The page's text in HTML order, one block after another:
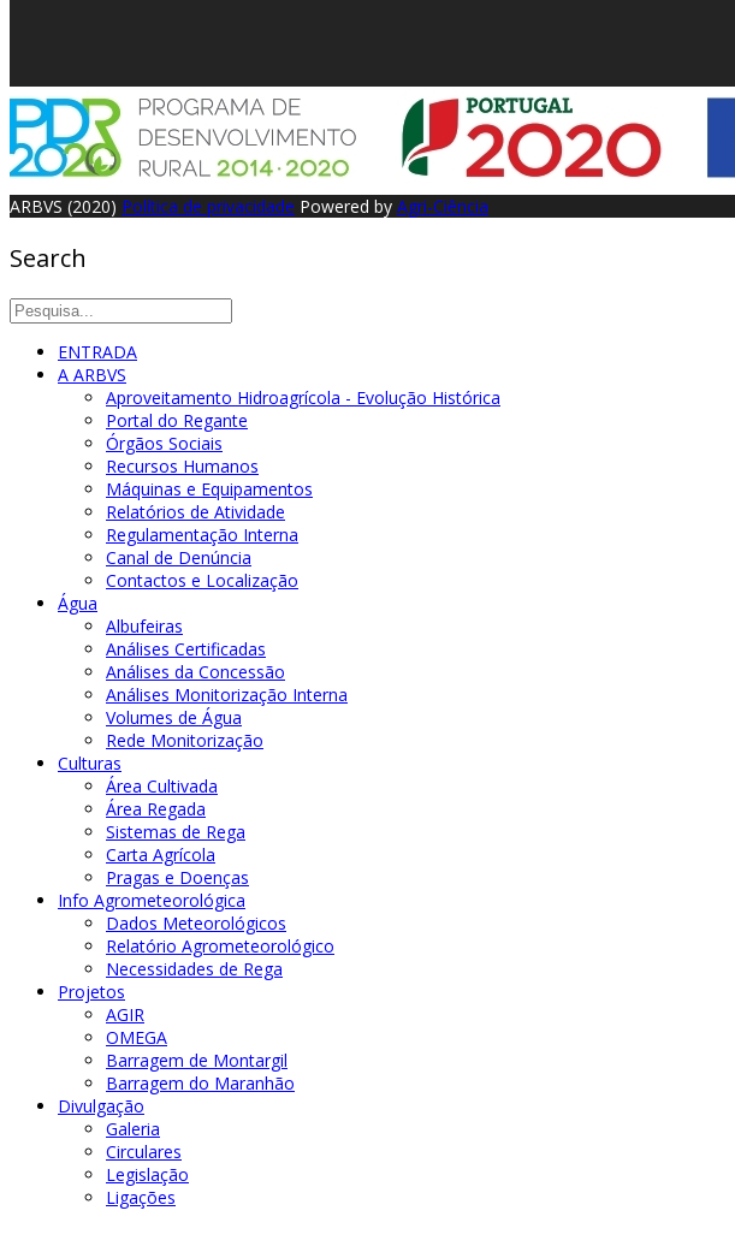
ARBVS (2020) Política de privacidade Powered by Agri-Ciência
Search
ENTRADA
A ARBVS
Aproveitamento Hidroagrícola - Evolução Histórica
Portal do Regante
Órgãos Sociais
Recursos Humanos
Máquinas e Equipamentos
Relatórios de Atividade
Regulamentação Interna
Canal de Denúncia
Contactos e Localização
Água
Albufeiras
Análises Certificadas
Análises da Concessão
Análises Monitorização Interna
Volumes de Água
Rede Monitorização
Culturas
Área Cultivada
Área Regada
Sistemas de Rega
Carta Agrícola
Pragas e Doenças
Info Agrometeorológica
Dados Meteorológicos
Relatório Agrometeorológico
Necessidades de Rega
Projetos
AGIR
OMEGA
Barragem de Montargil
Barragem do Maranhão
Divulgação
Galeria
Circulares
Legislação
Ligações